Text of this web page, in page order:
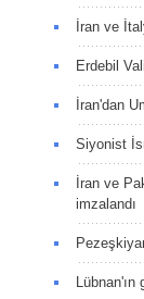
İran ve
Erdebil
İran'dan
Siyonist
İran ve
imzalandı